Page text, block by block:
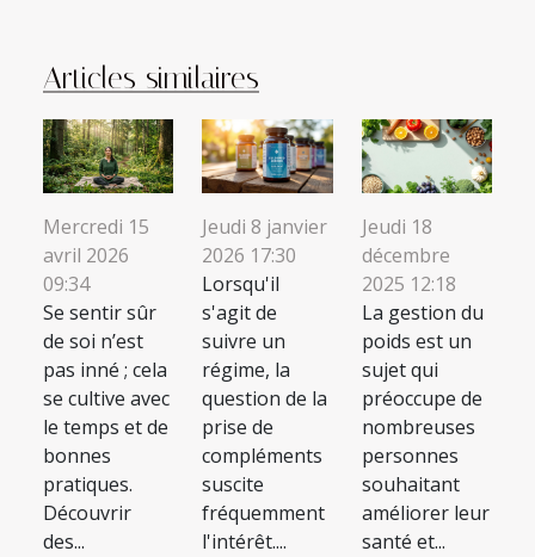
Articles similaires
Mercredi 15
avril 2026
09:34
Se sentir sûr
de soi n’est
pas inné ; cela
se cultive avec
le temps et de
bonnes
pratiques.
Découvrir
des...
Jeudi 8 janvier
2026 17:30
Lorsqu'il
s'agit de
suivre un
régime, la
question de la
prise de
compléments
suscite
fréquemment
l'intérêt....
Jeudi 18
décembre
2025 12:18
La gestion du
poids est un
sujet qui
préoccupe de
nombreuses
personnes
souhaitant
améliorer leur
santé et...